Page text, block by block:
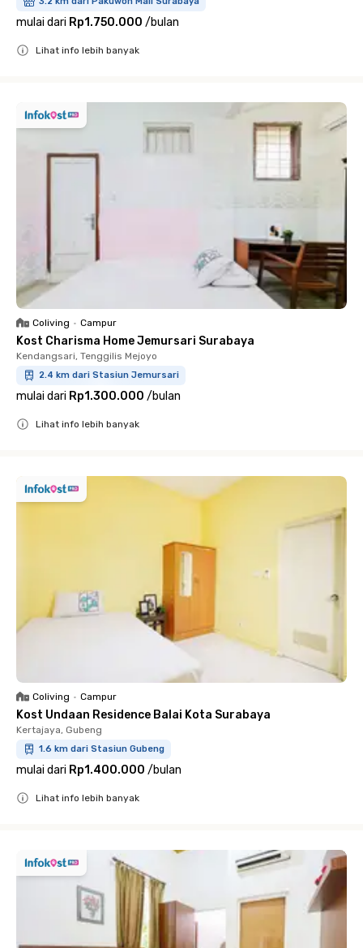
mulai dari Rp1.750.000 /bulan
Lihat info lebih banyak
Coliving • Campur
Kost Charisma Home Jemursari Surabaya
Kendangsari, Tenggilis Mejoyo
2.4 km dari Stasiun Jemursari
mulai dari Rp1.300.000 /bulan
Lihat info lebih banyak
Coliving • Campur
Kost Undaan Residence Balai Kota Surabaya
Kertajaya, Gubeng
1.6 km dari Stasiun Gubeng
mulai dari Rp1.400.000 /bulan
Lihat info lebih banyak